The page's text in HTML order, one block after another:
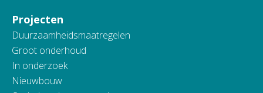
Projecten
Duurzaamheidsmaatregelen
Groot onderhoud
In onderzoek
Nieuwbouw